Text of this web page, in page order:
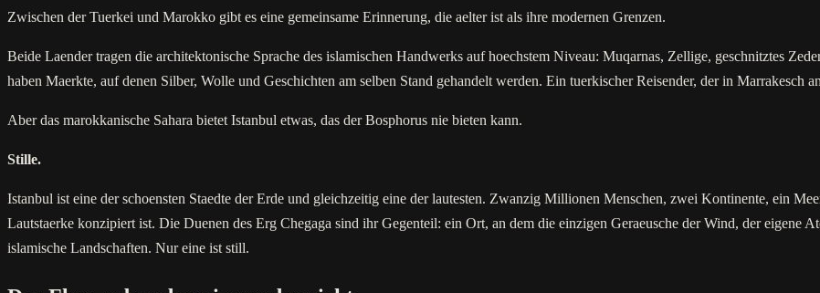
Zwischen der Tuerkei und Marokko gibt es eine gemeinsame Erinnerung, die aelter ist als ihre modernen Grenzen.
Beide Laender tragen die architektonische Sprache des islamischen Handwerks auf hoechstem Niveau: Muqarnas, Zellige, geschnitztes
haben Maerkte, auf denen Silber, Wolle und Geschichten am selben Stand gehandelt werden. Ein tuerkischer Reisender, der in Marrakesch
Aber das marokkanische Sahara bietet Istanbul etwas, das der Bosphorus nie bieten kann.
Stille.
Istanbul ist eine der schoensten Staedte der Erde und gleichzeitig eine der lautesten. Zwanzig Millionen Menschen, zwei Kontinente, ein
Lautstaerke konzipiert ist. Die Duenen des Erg Chegaga sind ihr Gegenteil: ein Ort, an dem die einzigen Geraeusche der Wind, der eigene
islamische Landschaften. Nur eine ist still.